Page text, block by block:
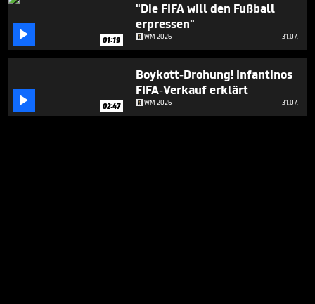
 01:19
"Die FIFA will den Fußball
erpressen"
WM 2026 31.07.
 02:47
Boykott-Drohung! Infantinos
FIFA-Verkauf erklärt
WM 2026 31.07.